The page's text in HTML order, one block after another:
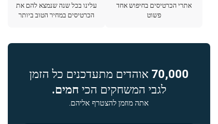
אתרי הכרטיסים בחיפוש אחד
פשוט
עלינו בכל שנה שנמצא להם את
הכרטיסים במחיר הטוב ביותר
70,000 אוהדים מתעדכנים כל הזמן
לגבי המשחקים הכי חמים.
אתה מוזמן להצטרף אליהם.